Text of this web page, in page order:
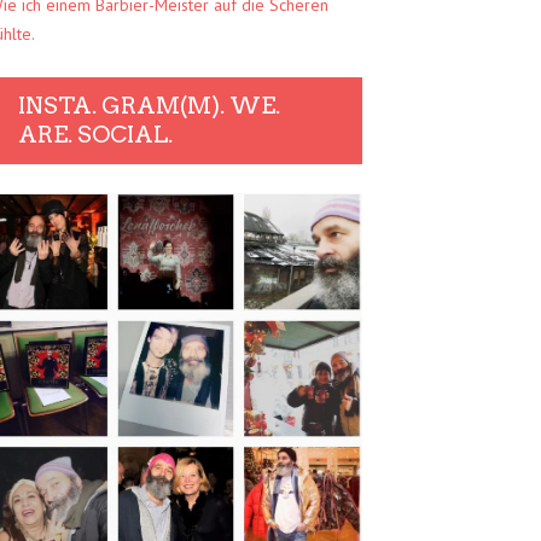
ich einem Barbier-Meister auf die Scheren
INSTA. GRAM(M). WE.
ARE. SOCIAL.